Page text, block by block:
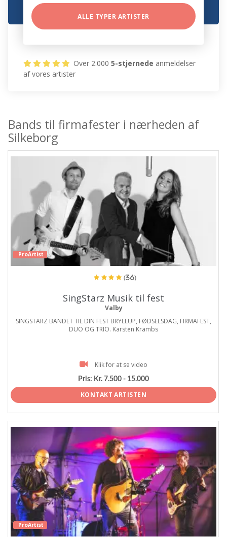
ALLE TYPER ARTISTER
Over 2.0005-stjernede anmeldelser
af vores artister
Bands til firmafester i nærheden af
Silkeborg
ProArtist
(36)
SingStarz Musik til fest
Valby
SINGSTARZ BANDET TIL DIN FEST BRYLLUP, FØDSELSDAG, FIRMAFEST,
DUO OG TRIO. Karsten Krambs
Klik for at se video
Pris: Kr. 7.500 - 15.000
KONTAKT ARTISTEN
ProArtist